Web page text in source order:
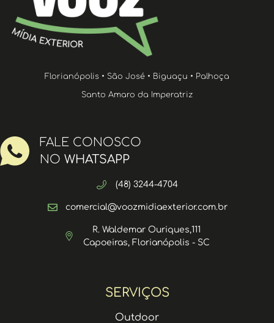
SERVIÇOS
Outdoor
Florianópolis • São José • Biguaçu • Palhoça
Santo Amaro da Imperatriz
FALE CONOSCO
NO WHATSAPP
(48) 3244-4704
comercial@voozmidiaexterior.com.br
R. Waldemar Ouriques,111
Capoeiras, Florianópolis - SC